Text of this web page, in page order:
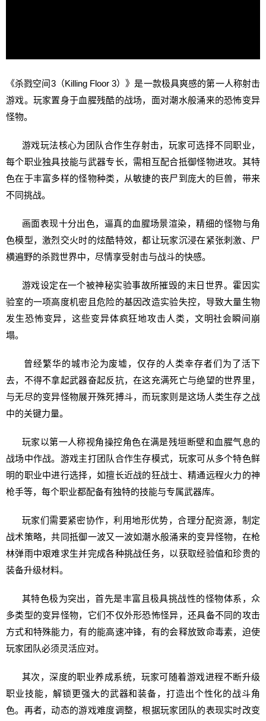
《杀戮空间3（Killing Floor 3）》是一款极具爽感的第一人称射击
游戏。玩家置身于血腥残酷的战场，面对潮水般涌来的恐怖变异
怪物。
游戏玩法核心为团队合作生存射击，玩家可选择不同职业，
每个职业独具技能与武器专长，需相互配合抵御怪物进攻。其特
色在于丰富多样的怪物种类，从敏捷的丧尸到庞大的巨兽，带来
不同挑战。
画面表现十分出色，逼真的血腥场景渲染，精细的怪物与角
色模型，激烈交火时的炫酷特效，都让玩家沉浸在紧张刺激、尸
横遍野的杀戮世界中，尽情享受射击与战斗的快感。
游戏设定在一个被神秘实验事故所摧毁的末日世界。霍因实
验室的一项高度机密且危险的基因改造实验失控，导致大量生物
发生恐怖变异，这些变异体疯狂地攻击人类，文明社会瞬间崩
塌。
曾经繁华的城市沦为废墟，仅存的人类幸存者们为了活下
去，不得不拿起武器奋起反抗，在这充满死亡与绝望的世界里，
与无尽的变异怪物展开殊死搏斗，而玩家则是这场人类生存之战
中的关键力量。
玩家以第一人称视角操控角色在满是残垣断壁和血腥气息的
战场中作战。游戏主打团队合作生存模式，玩家可从多个特色鲜
明的职业中进行选择，如擅长近战的狂战士、精通远程火力的神
枪手等，每个职业都配备有独特的技能与专属武器库。
玩家们需要紧密协作，利用地形优势，合理分配资源，制定
战术策略，共同抵御一波又一波如潮水般涌来的变异怪物，在枪
林弹雨中艰难求生并完成各种挑战任务，以获取经验值和珍贵的
装备升级材料。
其特色极为突出，首先是丰富且极具挑战性的怪物体系，众
多类型的变异怪物，它们不仅外形恐怖怪异，还具备不同的攻击
方式和特殊能力，有的能高速冲锋，有的会释放致命毒素，迫使
玩家团队必须灵活应对。
其次，深度的职业养成系统，玩家可随着游戏进程不断升级
职业技能，解锁更强大的武器和装备，打造出个性化的战斗角
色。再者，动态的游戏难度调整，根据玩家团队的表现实时改变